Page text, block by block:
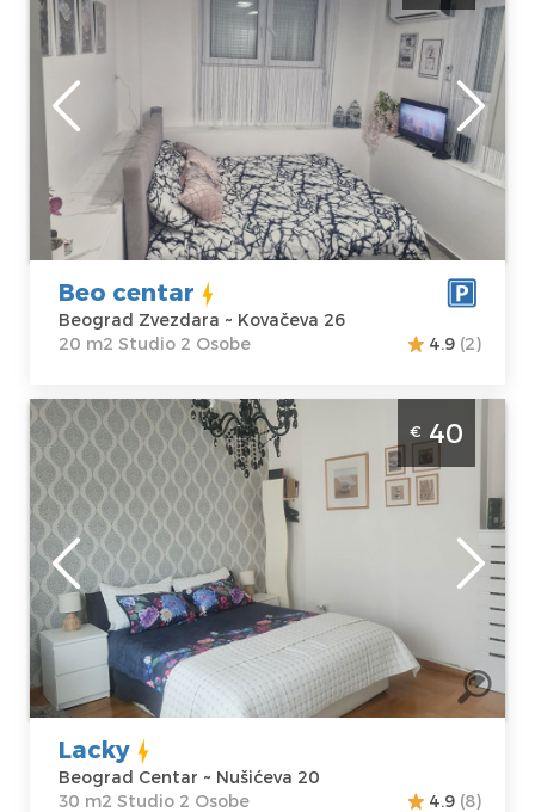
idealan je za boravak dve odrasle osobe.
Beograd
Lokacija:
Beograd
Zvezdara
Adresa:
Kovačeva 26
Cena
35 €
Gosti:
Kvadratura :20
m2
Struktura :
Studio
Beo centar
Beograd Zvezdara ~ Kovačeva 26
20 m2 Studio 2 Osobe
4.9 (2)
Studio Apartman Lacky Beograd Centar.
Smešten je na 5. spratu stambene zgrade
sa liftom, površine je 30m2 i može ugostiti
maksimalno 2 osobe.
Beograd
Lokacija:
Beograd Centar
Adresa: Nušićeva
20
Cena40 €
Gosti:
Kvadratura :30
m2
Struktura :
Studio
€ 40
Lacky
Beograd Centar ~ Nušićeva 20
30 m2 Studio 2 Osobe
4.9 (8)